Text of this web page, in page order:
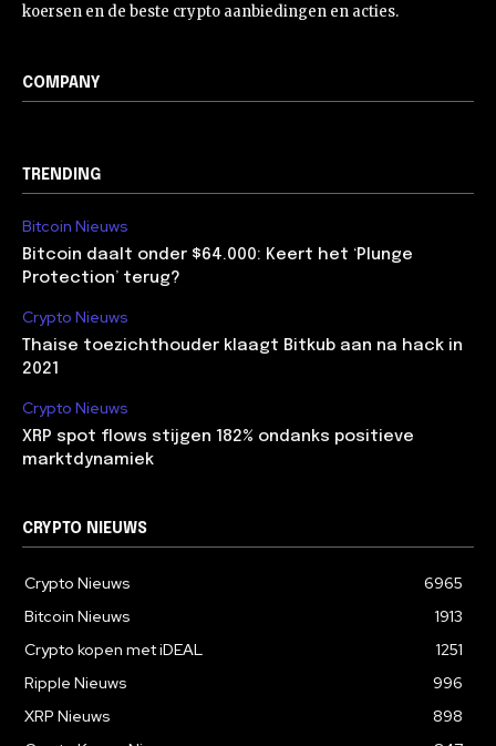
koersen en de beste crypto aanbiedingen en acties.
COMPANY
TRENDING
Bitcoin Nieuws
Bitcoin daalt onder $64.000: Keert het ‘Plunge
Protection’ terug?
Crypto Nieuws
Thaise toezichthouder klaagt Bitkub aan na hack in
2021
Crypto Nieuws
XRP spot flows stijgen 182% ondanks positieve
marktdynamiek
CRYPTO NIEUWS
Crypto Nieuws
6965
Bitcoin Nieuws
1913
Crypto kopen met iDEAL
1251
Ripple Nieuws
996
XRP Nieuws
898